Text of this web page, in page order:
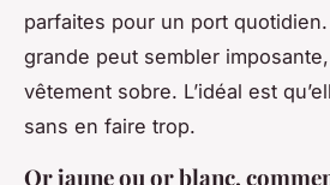
parfaites pour un port
grande peut sembler
vêtement sobre. L’idéal est
sans en faire trop.
Or jaune ou or blanc,